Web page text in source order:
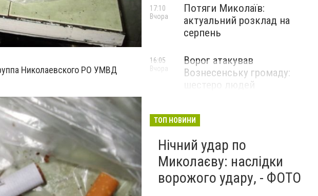
Николаевского РО УМВД
Потяги Миколаїв:
актуальний розклад на
серпень
17:10
Вчора
Ворог атакував
Вознесенську громаду:
шестеро людей
16:05
Вчора
ТОП НОВИНИ
Нічний удар по
Миколаєву: наслідки
ворожого удару, - ФОТО